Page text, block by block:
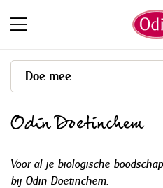
Doe mee
Odin Doetinchem
Voor al je biologische
bij Odin Doetinchem.